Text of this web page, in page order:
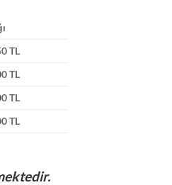
TL
TL
TL
TL